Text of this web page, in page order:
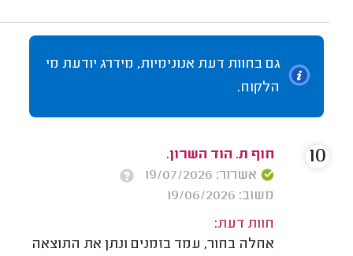
גם בחוות דעת אנונימיות, מידרג יודעת מי
הלקוח.
חוף ת. הוד השרון.
אשרור: 19/07/2026
משוב: 19/06/2026
חוות דעת:
אחלה בחור, עמד בזמנים ונתן את התוצאה
10